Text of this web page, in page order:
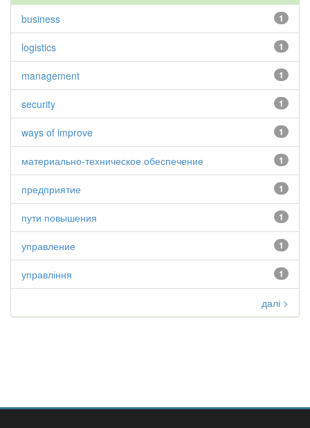
1
business
1
logistics
1
management
1
security
1
ways of improve
1
материально-техническое обеспечение
1
предприятие
1
пути повышения
1
управление
1
управління
далі >